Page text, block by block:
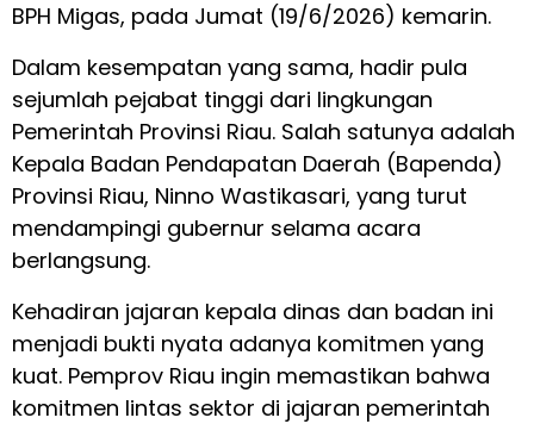
BPH Migas, pada Jumat (19/6/2026) kemarin.
Dalam kesempatan yang sama, hadir pula
sejumlah pejabat tinggi dari lingkungan
Pemerintah Provinsi Riau. Salah satunya adalah
Kepala Badan Pendapatan Daerah (Bapenda)
Provinsi Riau, Ninno Wastikasari, yang turut
mendampingi gubernur selama acara
berlangsung.
Kehadiran jajaran kepala dinas dan badan ini
menjadi bukti nyata adanya komitmen yang
kuat. Pemprov Riau ingin memastikan bahwa
komitmen lintas sektor di jajaran pemerintah